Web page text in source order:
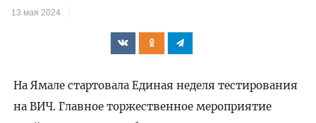
13 мая 2024
На Ямале стартовала Единая неделя тестирования
на ВИЧ. Главное торжественное мероприятие